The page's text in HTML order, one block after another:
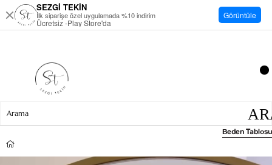
Beden Tablosu
SEZGİ TEKİN
İlk siparişe özel uygulamada %10 indirim
Ücretsiz -Play Store'da
Görüntüle